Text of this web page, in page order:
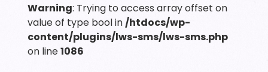
Warning: Trying to access array offset on
value of type bool in/htdocs/wp-
content/plugins/lws-sms/lws-sms.php
on line1086